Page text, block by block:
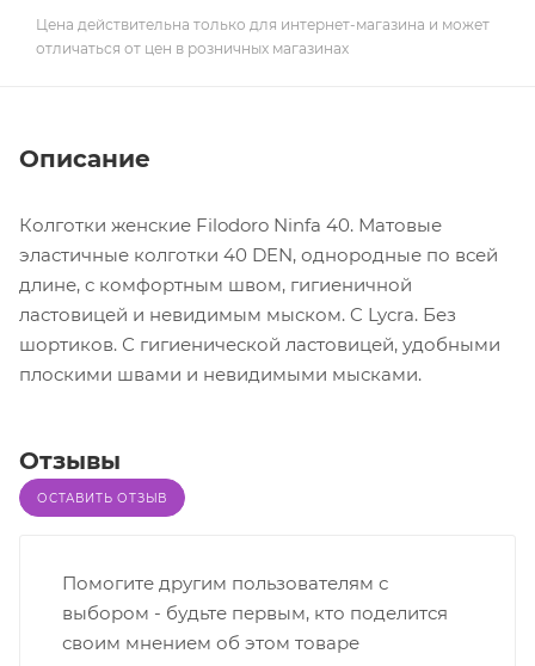
Цена действительна только для интернет-магазина и может
отличаться от цен в розничных магазинах
Описание
Колготки женские Filodoro Ninfa 40. Матовые
эластичные колготки 40 DEN, однородные по всей
длине, с комфортным швом, гигиеничной
ластовицей и невидимым мыском. C Lycra. Без
шортиков. С гигиенической ластовицей, удобными
плоскими швами и невидимыми мысками.
Отзывы
ОСТАВИТЬ ОТЗЫВ
Помогите другим пользователям с
выбором - будьте первым, кто поделится
своим мнением об этом товаре